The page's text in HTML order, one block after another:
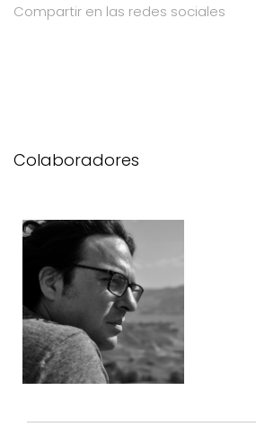
Compartir en las redes sociales
Colaboradores